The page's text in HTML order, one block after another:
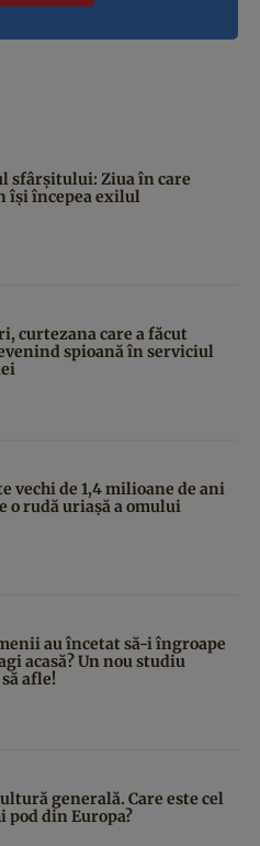
sfârşitului: Ziua în care
îşi începea exilul
curtezana care a făcut
spioană în serviciul
vechi de 1,4 milioane de ani
o rudă uriașă a omului
au încetat să-i îngroape
acasă? Un nou studiu
afle!
generală. Care este cel
pod din Europa?